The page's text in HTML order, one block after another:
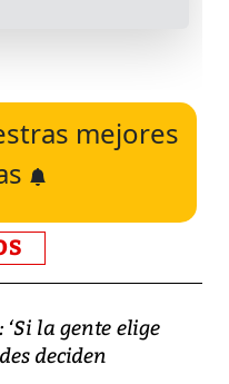
mejores
la gente elige
deciden